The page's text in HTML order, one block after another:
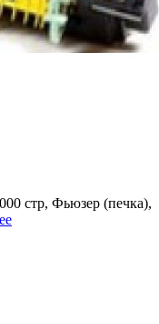
стр, Фьюзер (печка),